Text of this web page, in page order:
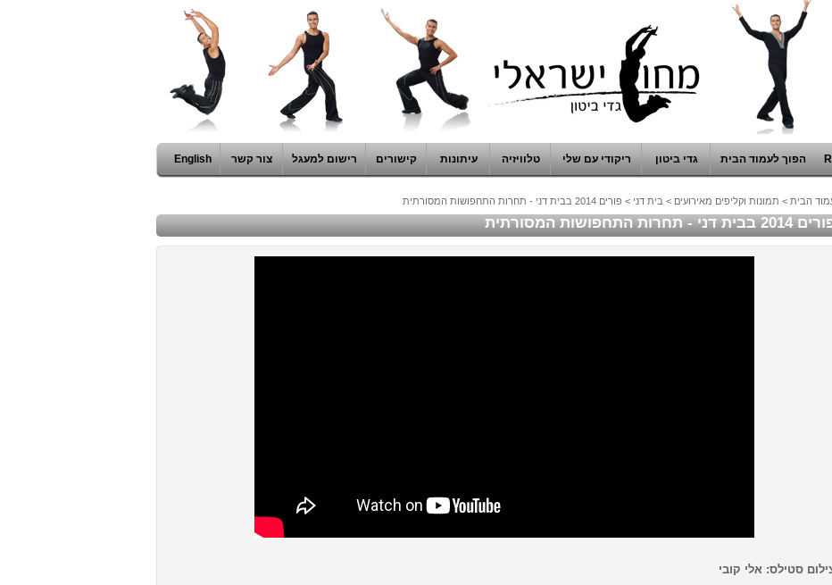
הפוך לעמוד הבית גדי ביטון ריקודי עם שלי טלוויזיה עיתונות קישורים רישום למעגל צור קשר English
הבית > תמונות וקליפים מאירועים > בית דני > פורים 2014 בבית דני - תחרות התחפושות המסורתית
בבית דני - תחרות התחפושות המסורתית
סטילס: אלי קובי